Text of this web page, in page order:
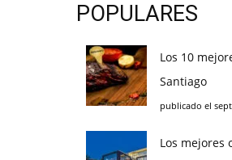
POPULARES
Los 10
Santiago
publicado el
Los mejores